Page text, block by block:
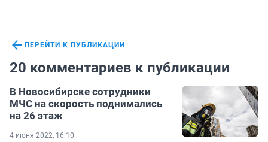
ПЕРЕЙТИ К ПУБЛИКАЦИИ
20 комментариев к публикации
В Новосибирске сотрудники
МЧС на скорость поднимались
на 26 этаж
4 июня 2022, 16:10